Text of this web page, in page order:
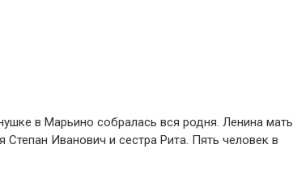
в Марьино собралась вся родня. Ленина мать
Иванович и сестра Рита. Пять человек в